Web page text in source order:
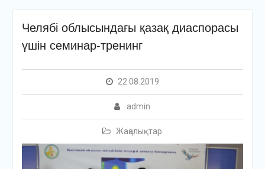
Челябі облысындағы қазақ диаспорасы
үшін семинар-тренинг
22.08.2019
admin
Жаңалықтар